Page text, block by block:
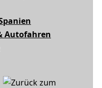
Autofahren